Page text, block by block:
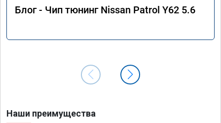
Блог - Чип тюнинг Nissan Patrol Y62 5.6
Наши преимущества